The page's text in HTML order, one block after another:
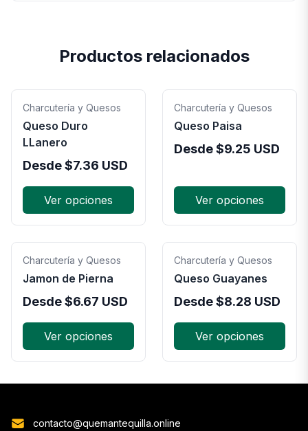
Productos relacionados
Charcutería y Quesos
Queso Duro
LLanero
Desde$7.36 USD
Ver opciones
Charcutería y Quesos
Queso Paisa
Desde$9.25 USD
Ver opciones
Charcutería y Quesos
Jamon de Pierna
Desde$6.67 USD
Ver opciones
Charcutería y Quesos
Queso Guayanes
Desde$8.28 USD
Ver opciones
contacto@quemantequilla.online